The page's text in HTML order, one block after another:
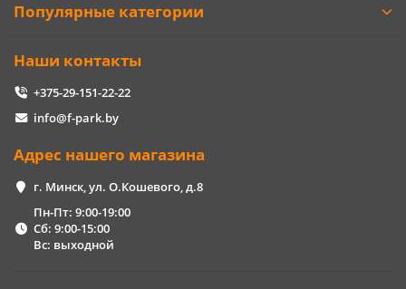
Популярные категории
Наши контакты
+375-29-151-22-22
info@f-park.by
Адрес нашего магазина
г. Минск, ул. О.Кошевого, д.8
Пн-Пт: 9:00-19:00
Сб: 9:00-15:00
Вс: выходной